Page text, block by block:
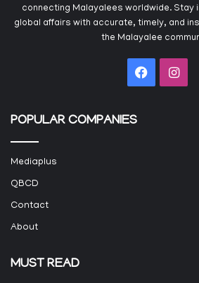
connecting Malayalees worldwide. Stay
global affairs with accurate, timely, and
the Malayalee
Facebook
POPULAR COMPANIES
Mediaplus
QBCD
Contact
About
MUST READ